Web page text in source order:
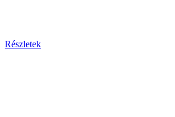
Részletek